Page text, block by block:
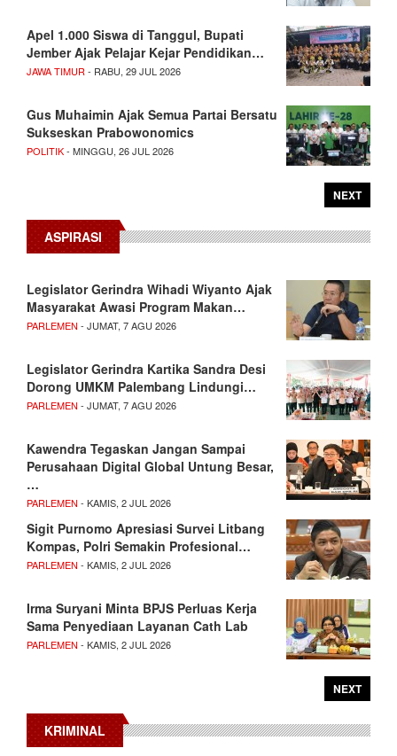
Apel 1.000 Siswa di Tanggul, Bupati
Jember Ajak Pelajar Kejar Pendidikan…
JAWA TIMUR - RABU, 29 JUL 2026
Gus Muhaimin Ajak Semua Partai Bersatu
Sukseskan Prabowonomics
POLITIK- MINGGU, 26 JUL 2026
NEXT
ASPIRASI
Legislator Gerindra Wihadi Wiyanto Ajak
Masyarakat Awasi Program Makan…
PARLEMEN - JUMAT, 7 AGU 2026
Legislator Gerindra Kartika Sandra Desi
Dorong UMKM Palembang Lindungi…
PARLEMEN - JUMAT, 7 AGU 2026
Kawendra Tegaskan Jangan Sampai
Perusahaan Digital Global Untung Besar,
…
PARLEMEN - KAMIS, 2 JUL 2026
Sigit Purnomo Apresiasi Survei Litbang
Kompas, Polri Semakin Profesional…
PARLEMEN - KAMIS, 2 JUL 2026
Irma Suryani Minta BPJS Perluas Kerja
Sama Penyediaan Layanan Cath Lab
PARLEMEN - KAMIS, 2 JUL 2026
NEXT
KRIMINAL